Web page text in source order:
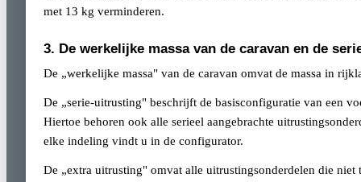
met 13 kg verminderen.
3. De werkelijke massa van de caravan en de
De „werkelijke massa" van de caravan omvat de massa in
De „serie-uitrusting" beschrijft de basisconfiguratie van een
Hiertoe behoren ook alle serieel aangebrachte
elke indeling vindt u in de configurator.
De „extra uitrusting" omvat alle uitrustingsonderdelen die